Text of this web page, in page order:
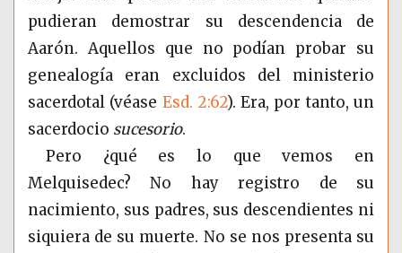
pudieran demostrar su descendencia de
Aarón. Aquellos que no podían probar su
genealogía eran excluidos del ministerio
sacerdotal (véase Esd. 2:62). Era, por tanto, un
sacerdocio sucesorio.
Pero ¿qué es lo que vemos en
Melquisedec? No hay registro de su
nacimiento, sus padres, sus descendientes ni
siquiera de su muerte. No se nos presenta su